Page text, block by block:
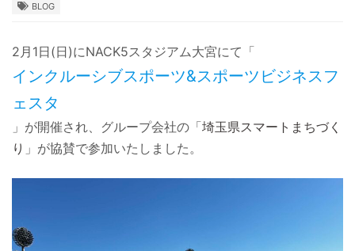
BLOG
2月1日(日)にNACK5スタジアム大宮にて「
インクルーシブスポーツ&スポーツビジネスフ
ェスタ
」が開催され、グループ会社の「埼玉県スマートまちづく
り 」が協賛で参加いたしました。